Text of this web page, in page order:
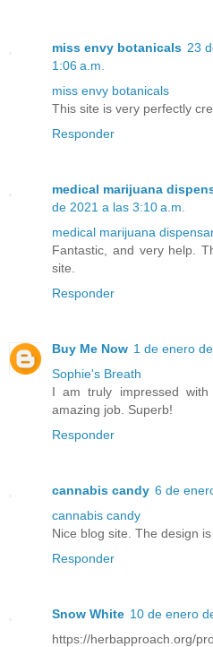
miss envy botanicals 23
1:06 a.m.
miss envy botanicals
This site is very perfectly
Responder
medical marijuana
de 2021 a las 3:10 a.m.
medical marijuana
Fantastic, and very help.
site.
Responder
Buy Me Now 1 de enero
Sophie's Breath
I am truly impressed with
amazing job. Superb!
Responder
cannabis candy 6 de
cannabis candy
Nice blog site. The design
Responder
Snow White 10 de enero
https://herbapproach.org/